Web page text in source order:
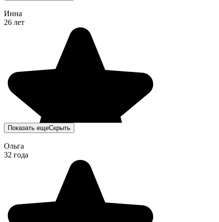
Инна
26 лет
Показать ещеСкрыть
Ольга
32 года